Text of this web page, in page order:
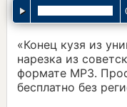
«Конец кузя из
нарезка из
формате MP3.
бесплатно без